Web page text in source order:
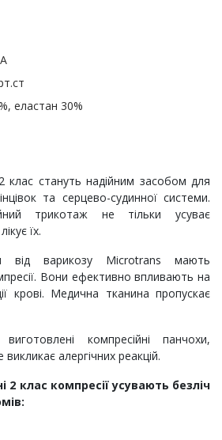
еластан 30%
клас стануть надійним засобом для
та серцево-судинної системи.
трикотаж не тільки усуває
їх.
від варикозу Microtrans мають
Вони ефективно впливають на
крові. Медична тканина пропускає
компресійні панчохи,
алергічних реакцій.
2 клас компресії усувають безліч